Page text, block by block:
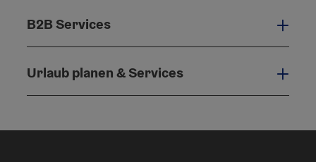
B2B Services
Urlaub planen & Services